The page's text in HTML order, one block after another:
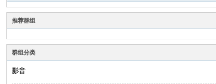
影
图推荐群组
群组分类
影音